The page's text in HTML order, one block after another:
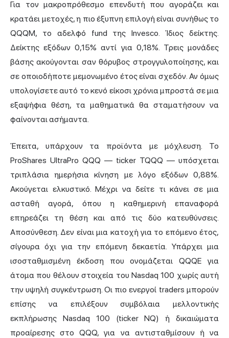
Για τον μακροπρόθεσμο επενδυτή που αγοράζει και
κρατάει μετοχές, η πιο έξυπνη επιλογή είναι συνήθως το
QQQM, το αδελφό fund της Invesco. Ίδιος δείκτης.
Δείκτης εξόδων 0,15% αντί για 0,18%. Τρεις μονάδες
βάσης ακούγονται σαν θόρυβος στρογγυλοποίησης, και
σε οποιοδήποτε μεμονωμένο έτος είναι σχεδόν. Αν όμως
υπολογίσετε αυτό το κενό είκοσι χρόνια μπροστά σε μια
εξαψήφια θέση, τα μαθηματικά θα σταματήσουν να
φαίνονται ασήμαντα.
Έπειτα, υπάρχουν τα προϊόντα με μόχλευση. Το
ProShares UltraPro QQQ — ticker TQQQ — υπόσχεται
τριπλάσια ημερήσια κίνηση με λόγο εξόδων 0,88%.
Ακούγεται ελκυστικό. Μέχρι να δείτε τι κάνει σε μια
ασταθή αγορά, όπου η καθημερινή επαναφορά
επηρεάζει τη θέση και από τις δύο κατευθύνσεις.
Αποσύνθεση. Δεν είναι μια κατοχή για το επόμενο έτος,
σίγουρα όχι για την επόμενη δεκαετία. Υπάρχει μια
ισοσταθμισμένη έκδοση που ονομάζεται QQQE για
άτομα που θέλουν στοιχεία του Nasdaq 100 χωρίς αυτή
την υψηλή συγκέντρωση. Οι πιο ενεργοί traders μπορούν
επίσης να επιλέξουν συμβόλαια μελλοντικής
εκπλήρωσης Nasdaq 100 (ticker NQ) ή δικαιώματα
προαίρεσης στο QQQ, για να αντισταθμίσουν ή να